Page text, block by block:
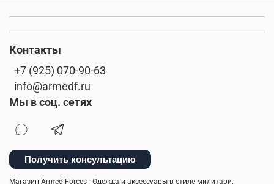
Контакты
+7 (925) 070-90-63
info@armedf.ru
Мы в соц. сетях
Получить консультацию
Магазин Armed Forces - Одежда и аксессуары в стиле милитари.